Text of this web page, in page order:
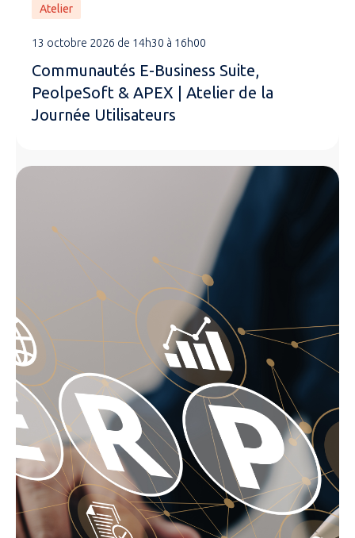
Atelier
13 octobre 2026 de 14h30 à 16h00
Communautés E-Business Suite,
PeolpeSoft & APEX | Atelier de la
Journée Utilisateurs